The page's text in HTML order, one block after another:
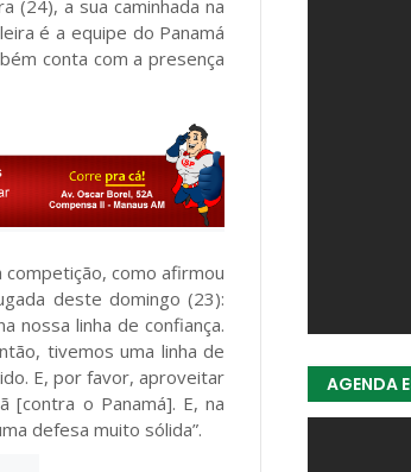
(24), a sua caminhada na
é a equipe do Panamá
conta com a presença
competição, como afirmou
deste domingo (23):
nossa linha de confiança.
tivemos uma linha de
E, por favor, aproveitar
[contra o Panamá]. E, na
defesa muito sólida”.
AGENDA